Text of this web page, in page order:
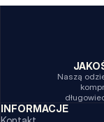
Naszą
INFORMACJE